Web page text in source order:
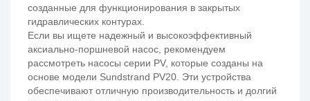
созданные для функционирования в закрытых
гидравлических контурах.
Если вы ищете надежный и высокоэффективный
аксиально-поршневой насос, рекомендуем
рассмотреть насосы серии PV, которые созданы на
основе модели Sundstrand PV20. Эти устройства
обеспечивают отличную производительность и долгий